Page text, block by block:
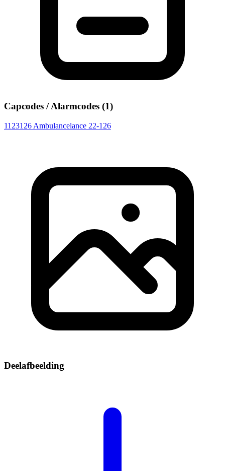
Capcodes / Alarmcodes (1)
1123126 Ambulancelance 22-126
Deelafbeelding